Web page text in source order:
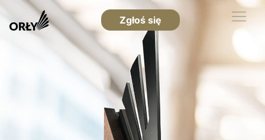
Zgłoś się